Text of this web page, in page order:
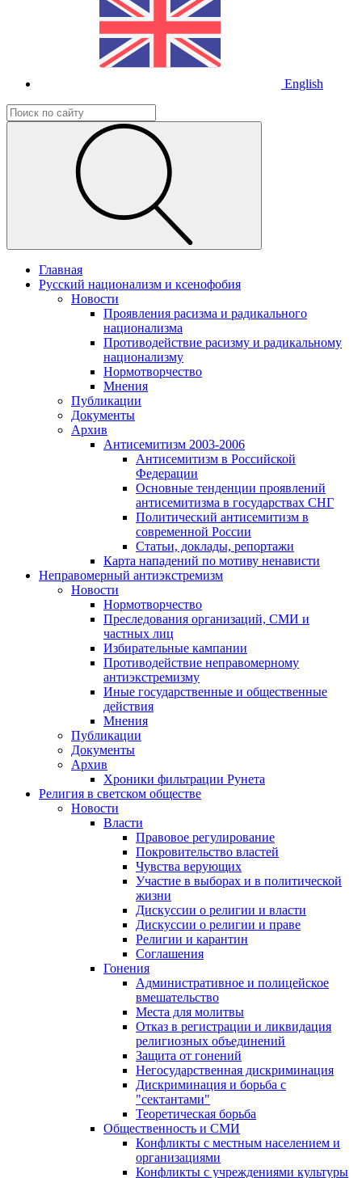
English
Главная
Русский национализм и ксенофобия
Новости
Проявления расизма и радикального
национализма
Противодействие расизму и радикальному
национализму
Нормотворчество
Мнения
Публикации
Документы
Архив
Антисемитизм 2003-2006
Антисемитизм в Российской
Федерации
Основные тенденции проявлений
антисемитизма в государствах СНГ
Политический антисемитизм в
современной России
Статьи, доклады, репортажи
Карта нападений по мотиву ненависти
Неправомерный антиэкстремизм
Новости
Нормотворчество
Преследования организаций, СМИ и
частных лиц
Избирательные кампании
Противодействие неправомерному
антиэкстремизму
Иные государственные и общественные
действия
Мнения
Публикации
Документы
Архив
Хроники фильтрации Рунета
Религия в светском обществе
Новости
Власти
Правовое регулирование
Покровительство властей
Чувства верующих
Участие в выборах и в политической
жизни
Дискуссии о религии и власти
Дискуссии о религии и праве
Религии и карантин
Соглашения
Гонения
Административное и полицейское
вмешательство
Места для молитвы
Отказ в регистрации и ликвидация
религиозных объединений
Защита от гонений
Негосударственная дискриминация
Дискриминация и борьба с
"сектантами"
Теоретическая борьба
Общественность и СМИ
Конфликты с местным населением и
организациями
Конфликты с учреждениями культуры